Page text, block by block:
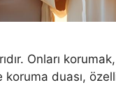
Onları
duası,